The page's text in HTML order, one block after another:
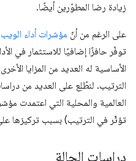
زيادة رضا المطوّرين أيضًا.
على الرغم من أنّ مؤشرات أداء
توفّر حافزًا إضافيًا للاستثمار في
الأساسية له العديد من المزايا
الترتيب. لنطّلِع على العديد من
تؤثّر في الترتيب) بسبب تركيزها
دراسات الحالة